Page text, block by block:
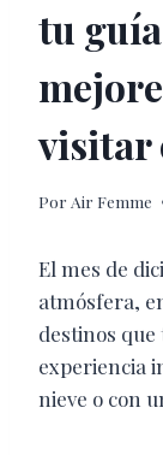
tu
visitar
Por Air Femme
El mes de
atmósfera,
destinos
experiencia
nieve o con